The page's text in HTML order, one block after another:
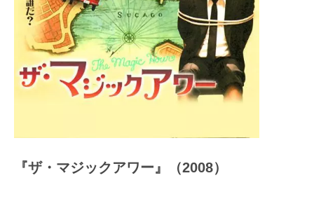
『ザ・マジックアワー』（2008）